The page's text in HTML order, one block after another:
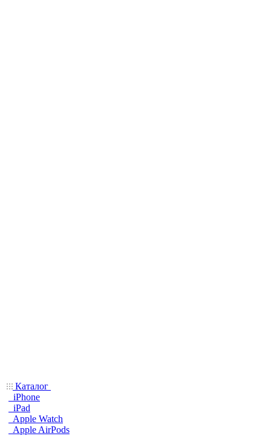
Каталог
iPhone
iPad
Apple Watch
Apple AirPods